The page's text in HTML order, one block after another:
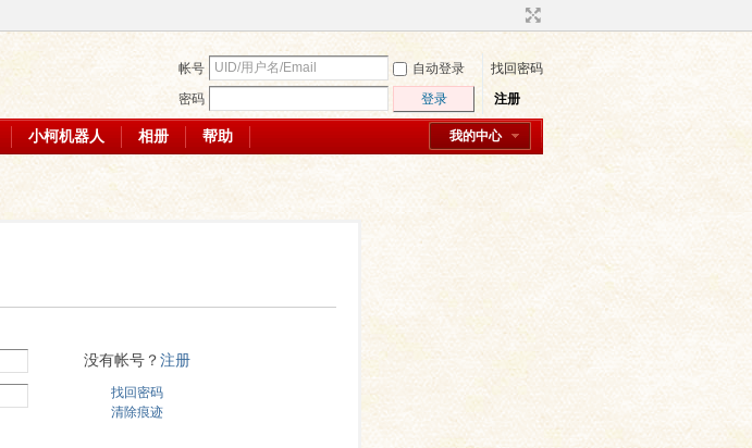
帐号 自动登录
找回密码
密码
登录 注册
我的中心
小柯机器人 相册 帮助
没有帐号？注册
找回密码
清除痕迹